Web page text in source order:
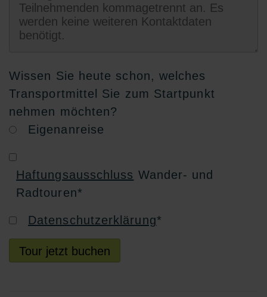
Wissen Sie heute schon, welches
Transportmittel Sie zum Startpunkt
nehmen möchten?
Eigenanreise
Haftungsausschluss Wander- und
Radtouren*
Datenschutzerklärung*
Tour jetzt buchen